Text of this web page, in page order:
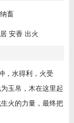
畜
安香 出火
，水得利，火受
玉帛，木在这里起
火的力量，最终把